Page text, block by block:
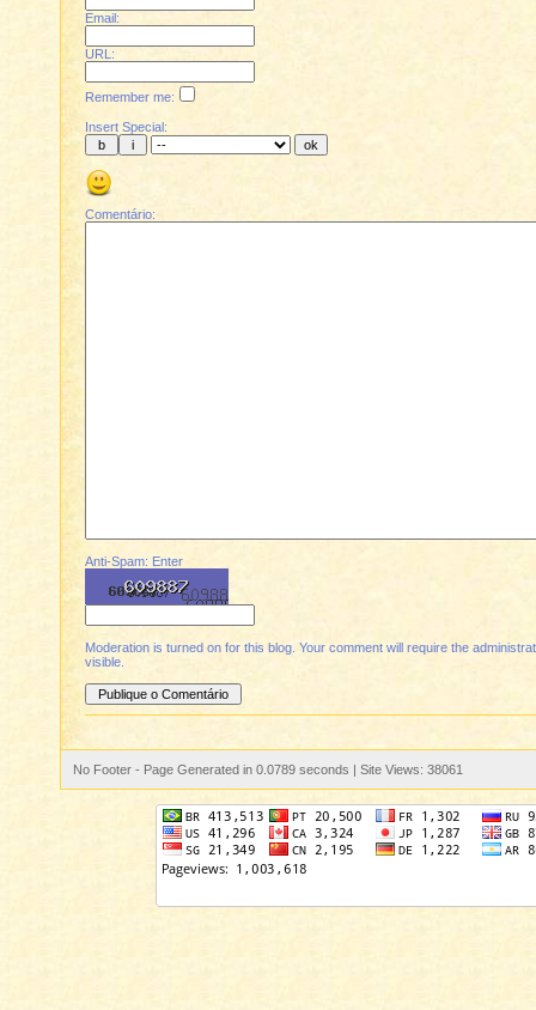
Email:
URL:
Remember me:
Insert Special:
Comentário:
Anti-Spam: Enter
Moderation is turned on for this blog. Your comment will require the
visible.
No Footer - Page Generated in 0.0789 seconds | Site Views: 38061